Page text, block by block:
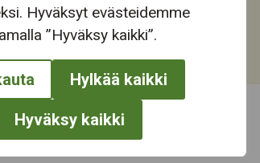
Hyväksyt evästeidemme
”Hyväksy kaikki”.
Hylkää kaikki
Hyväksy kaikki
kaikki tapahtumat